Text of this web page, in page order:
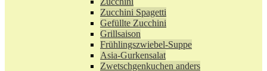
Zucchini Spagetti
Gefüllte Zucchini
Grillsaison
Frühlingszwiebel-Suppe
Asia-Gurkensalat
Zwetschgenkuchen anders